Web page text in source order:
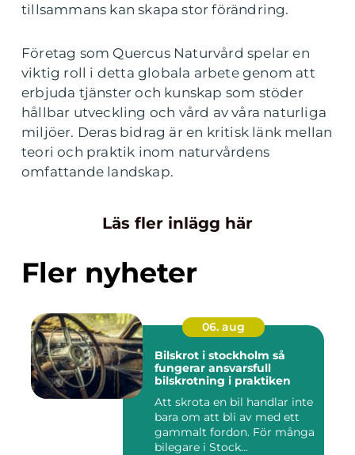
tillsammans kan skapa stor förändring.
Företag som Quercus Naturvård spelar en
viktig roll i detta globala arbete genom att
erbjuda tjänster och kunskap som stöder
hållbar utveckling och vård av våra naturliga
miljöer. Deras bidrag är en kritisk länk mellan
teori och praktik inom naturvårdens
omfattande landskap.
Läs fler inlägg här
Fler nyheter
06. aug
Bilskrot i stockholm så
fungerar ansvarsfull
bilskrotning i praktiken
Att skrota en bil handlar inte
bara om att bli av med ett
gammalt fordon. För många
bilegare i Stock...